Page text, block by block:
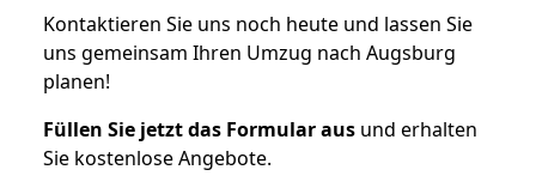
Kontaktieren Sie uns noch heute und lassen Sie
uns gemeinsam Ihren Umzug nach Augsburg
planen!
Füllen Sie jetzt das Formular aus und erhalten
Sie kostenlose Angebote.